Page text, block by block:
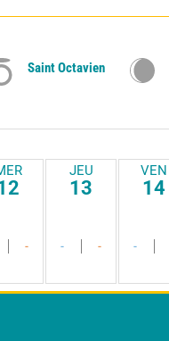
Saint Octavien
-
JEU
13
- -
VEN
14
-